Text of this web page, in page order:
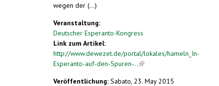
wegen der (...)
Veranstaltung:
Deutscher Esperanto-Kongress
Link zum Artikel:
http://www.dewezet.de/portal/lokales/hameln_In-
Esperanto-auf-den-Spuren-...(link is
Veröffentlichung: Sabato, 23. May 2015